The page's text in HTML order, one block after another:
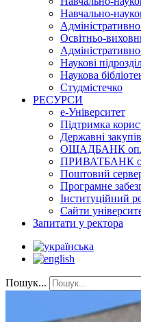
Навчально-
Освітньо-
Наукові
Наукова
Студмістечко
РЕСУРСИ
е-Університет
Підтримка
Державні
ОЩАДБАНК
ПРИВАТБАНК
Поштовий
Програмне
Інституційний
Сайти
Запитати у ректора
Пошук...